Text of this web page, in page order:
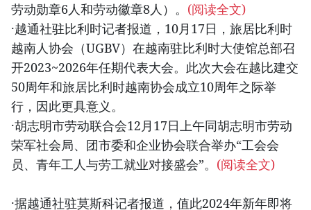
劳动勋章6人和劳动徽章8人）。 (阅读全文)
·越通社驻比利时记者报道，10月17日，旅居比利时
越南人协会（UGBV）在越南驻比利时大使馆总部召
开2023~2026年任期代表大会。此次大会在越比建交
50周年和旅居比利时越南协会成立10周年之际举
行，因此更具意义。
·胡志明市劳动联合会12月17日上午同胡志明市劳动
荣军社会局、团市委和企业协会联合举办“工会会
员、青年工人与劳工就业对接盛会”。 (阅读全文)
·据越通社驻莫斯科记者报道，值此2024年新年即将